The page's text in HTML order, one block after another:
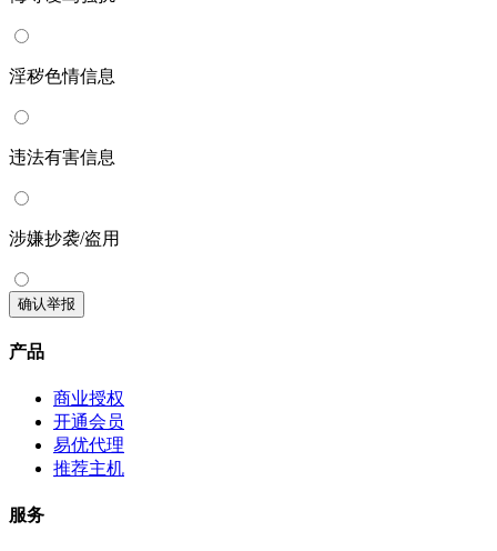
淫秽色情信息
违法有害信息
涉嫌抄袭/盗用
确认举报
产品
商业授权
开通会员
易优代理
推荐主机
服务